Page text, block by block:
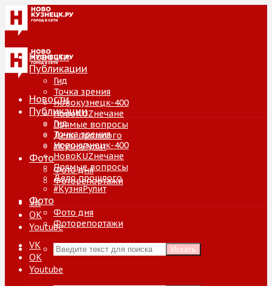
Новости
Публикации
Гид
Точка зрения
Новокузнецк-400
НовоKUZнечане
Прямые вопросы
Дело прошлого
#КузняРулит
Фото
Фото дня
Фоторепортажи
VK
ОК
Youtube
Искать
Новости
Публикации
Гид
Точка зрения
Новокузнецк-400
НовоKUZнечане
Прямые вопросы
Дело прошлого
#КузняРулит
Фото
Фото дня
Фоторепортажи
VK
ОК
Youtube